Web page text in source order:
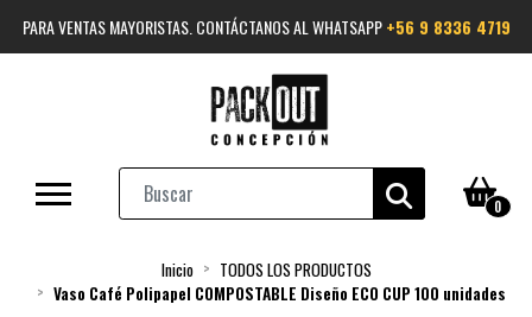
PARA VENTAS MAYORISTAS. CONTÁCTANOS AL WHATSAPP+56 9 8336 4719
0
Inicio
TODOS LOS PRODUCTOS
Vaso Café Polipapel COMPOSTABLE Diseño ECO CUP 100 unidades